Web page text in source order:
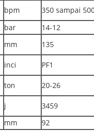
bpm 350 sampai
bar 14-12
mm 135
inci PF1
ton 20-26
j 3459
mm 92